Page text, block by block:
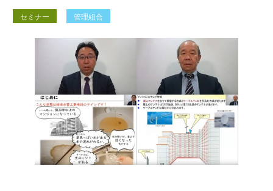
セミナー 管理組合